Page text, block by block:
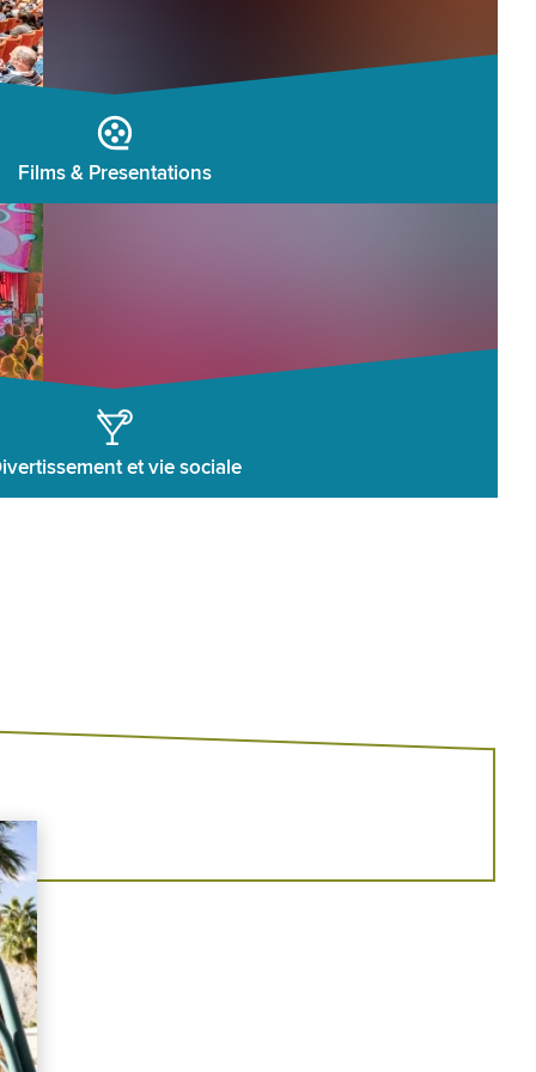
Films & Presentations
et vie sociale